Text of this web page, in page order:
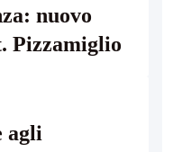
nuovo
Pizzamiglio
agli